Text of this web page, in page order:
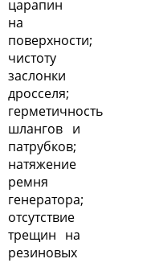
царапин
на
поверхности;
чистоту
заслонки
дросселя;
герметичность
шлангов и
патрубков;
натяжение
ремня
генератора;
отсутствие
трещин на
резиновых